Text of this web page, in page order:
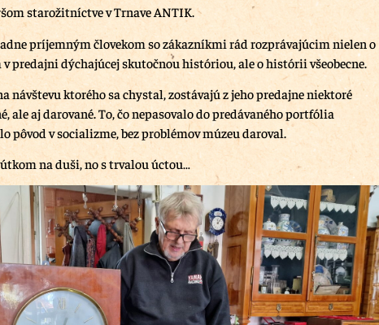
starožitníctve v Trnave ANTIK.
príjemným človekom so zákazníkmi rád rozprávajúcim nielen o
predajni dýchajúcej skutočnou históriou, ale o histórii všeobecne.
návštevu ktorého sa chystal, zostávajú z jeho predajne niektoré
ale aj darované. To, čo nepasovalo do predávaného portfólia
pôvod v socializme, bez problémov múzeu daroval.
na duši, no s trvalou úctou…